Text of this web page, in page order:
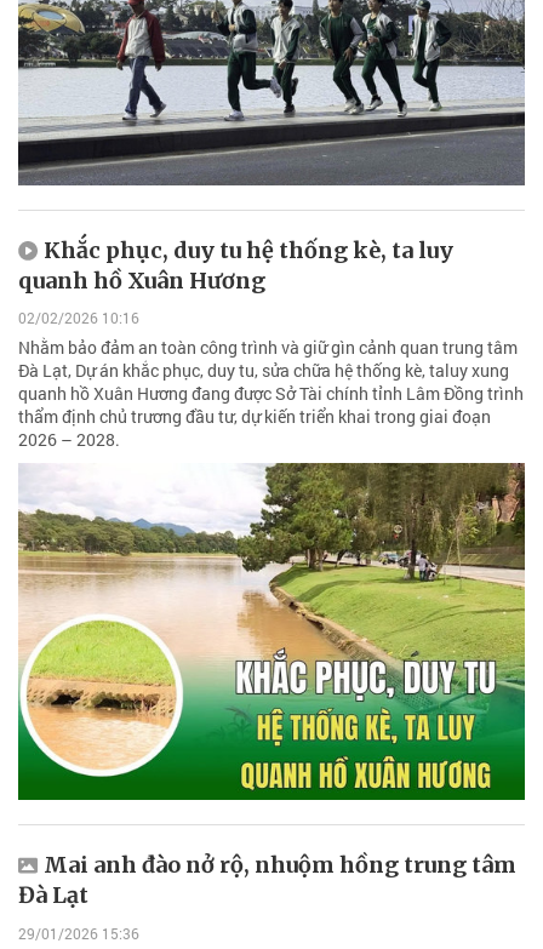
Khắc phục, duy tu hệ thống kè, ta luy
quanh hồ Xuân Hương
02/02/2026 10:16
Nhằm bảo đảm an toàn công trình và giữ gìn cảnh quan trung tâm
Đà Lạt, Dự án khắc phục, duy tu, sửa chữa hệ thống kè, taluy xung
quanh hồ Xuân Hương đang được Sở Tài chính tỉnh Lâm Đồng trình
thẩm định chủ trương đầu tư, dự kiến triển khai trong giai đoạn
2026 – 2028.
Mai anh đào nở rộ, nhuộm hồng trung tâm
Đà Lạt
29/01/2026 15:36